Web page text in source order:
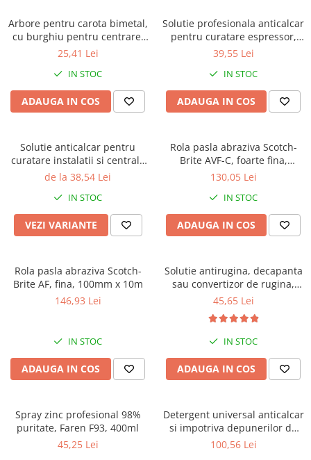
Arbore pentru carota bimetal,
cu burghiu pentru centrare,
Gher
25,41 Lei
IN STOC
ADAUGA IN COS
Solutie profesionala anticalcar
pentru curatare espressor,
Faren Break, 750ml
39,55 Lei
IN STOC
ADAUGA IN COS
Solutie anticalcar pentru
curatare instalatii si centrale
termice, Faren Decal VR27
de la 38,54 Lei
IN STOC
VEZI VARIANTE
Rola pasla abraziva Scotch-
Brite AVF-C, foarte fina,
100mm x 10m
130,05 Lei
IN STOC
ADAUGA IN COS
Rola pasla abraziva Scotch-
Brite AF, fina, 100mm x 10m
146,93 Lei
IN STOC
ADAUGA IN COS
Solutie antirugina, decapanta
sau convertizor de rugina,
Faren Ruginox, 250 ml
45,65 Lei
IN STOC
ADAUGA IN COS
Spray zinc profesional 98%
puritate, Faren F93, 400ml
45,25 Lei
Detergent universal anticalcar
si impotriva depunerilor de
ciment, Faren Rapido, 5 litri
100,56 Lei